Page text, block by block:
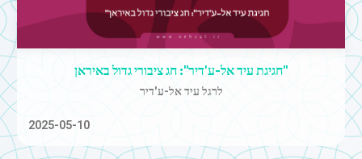
"חגיגת עיד אל-ע'דיר": חג ציבורי גדול באיראן
לרגל עיד אל-ע'דיר
2025-05-10